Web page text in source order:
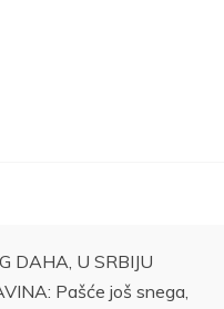
DAHA, U SRBIJU
Pašće još snega,